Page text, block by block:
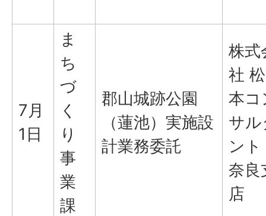
7月
1日
ま
ち
づ
く
り
事
業
課
郡山城跡公園
（蓮池）実施設
計業務委託
株式
社 松
本コ
サル
ント
奈良
店